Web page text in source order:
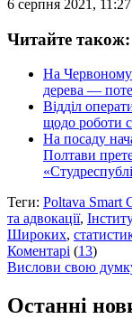
6 серпня 2021, 11:27
Читайте також:
На Червоному
дерева —
Відділ
щодо роботи
На посаду
Полтави
Теги: Poltava Smart
та адвокації,
Широких,
Коментарі (13)
Вислови свою
Останні